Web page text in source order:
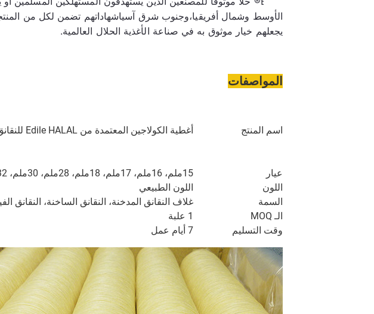
يجعلهم خيار موثوق به في صناعة الأغذية الحلال العالمية.
المواصفات
اسم المنتج أغطية الكولاجين المعتمدة من Edile HALAL للنقانق
عيار
15ملم، 16ملم، 17ملم، 18ملم، 28ملم، 30ملم، 32ملم، 34ملم، 36ملم
اللون
اللون الطبيعي
السمة
غلاف النقانق المدخنة، النقانق الساخنة، النقانق
الـ MOQ
1 علبة
وقت التسليم
7 أيام عمل